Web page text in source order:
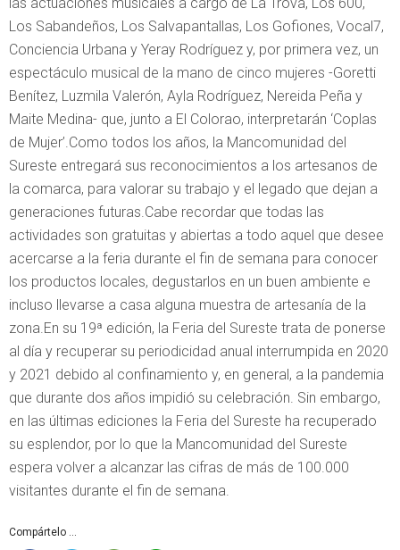
las actuaciones musicales a cargo de La Trova, Los 600,
Los Sabandeños, Los Salvapantallas, Los Gofiones, Vocal7,
Conciencia Urbana y Yeray Rodríguez y, por primera vez, un
espectáculo musical de la mano de cinco mujeres -Goretti
Benítez, Luzmila Valerón, Ayla Rodríguez, Nereida Peña y
Maite Medina- que, junto a El Colorao, interpretarán ‘Coplas
de Mujer’.Como todos los años, la Mancomunidad del
Sureste entregará sus reconocimientos a los artesanos de
la comarca, para valorar su trabajo y el legado que dejan a
generaciones futuras.Cabe recordar que todas las
actividades son gratuitas y abiertas a todo aquel que desee
acercarse a la feria durante el fin de semana para conocer
los productos locales, degustarlos en un buen ambiente e
incluso llevarse a casa alguna muestra de artesanía de la
zona.En su 19ª edición, la Feria del Sureste trata de ponerse
al día y recuperar su periodicidad anual interrumpida en 2020
y 2021 debido al confinamiento y, en general, a la pandemia
que durante dos años impidió su celebración. Sin embargo,
en las últimas ediciones la Feria del Sureste ha recuperado
su esplendor, por lo que la Mancomunidad del Sureste
espera volver a alcanzar las cifras de más de 100.000
visitantes durante el fin de semana.
Compártelo ...